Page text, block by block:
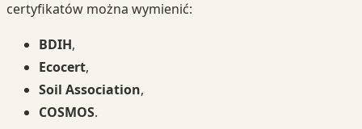
certyfikatów można wymienić:
BDIH,
Ecocert,
Soil Association,
COSMOS.